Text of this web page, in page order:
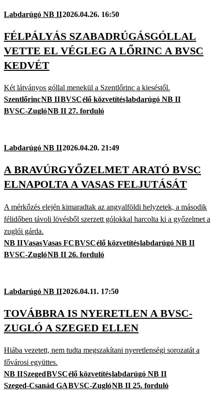
Labdarúgó NB II2026.04.26. 16:50
FÉLPÁLYÁS SZABADRÚGÁSGÓLLAL
VETTE EL VÉGLEG A LŐRINC A BVSC
KEDVÉT
Két látványos góllal menekül a Szentlőrinc a kieséstől.
SzentlőrincNB IIBVSCélő közvetítéslabdarúgó NB II
BVSC-ZuglóNB II 27. forduló
Labdarúgó NB II2026.04.20. 21:49
A BRAVÚRGYŐZELMET ARATÓ BVSC
ELNAPOLTA A VASAS FELJUTÁSÁT
A mérkőzés elején kimaradtak az angyalföldi helyzetek, a második
félidőben távoli lövésből szerzett gólokkal harcolta ki a győzelmet a
zuglói gárda.
NB IIVasasVasas FCBVSCélő közvetítéslabdarúgó NB II
BVSC-ZuglóNB II 26. forduló
Labdarúgó NB II2026.04.11. 17:50
TOVÁBBRA IS NYERETLEN A BVSC-
ZUGLÓ A SZEGED ELLEN
Hiába vezetett, nem tudta megszakítani nyeretlenségi sorozatát a
fővárosi együttes.
NB IISzegedBVSCélő közvetítéslabdarúgó NB II
Szeged-Csanád GABVSC-ZuglóNB II 25. forduló